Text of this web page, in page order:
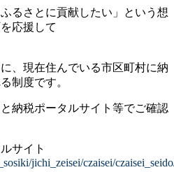
るさとに貢献したい」という想
応援して
、現在住んでいる市区町村に納
制度です。
納税ポータルサイト等でご確認
サイト
jichi_zeisei/czaisei/